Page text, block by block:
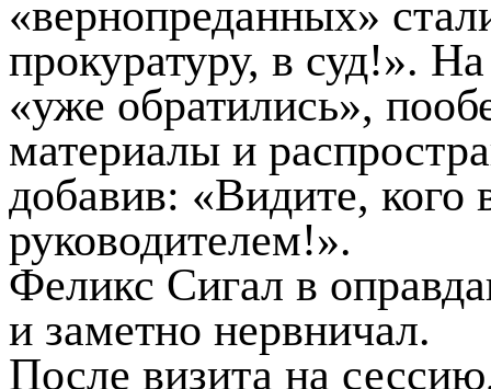
«вернопреданных»
прокуратуру, в суд!».
«уже обратились»,
материалы и
добавив: «Видите,
руководителем!».
Феликс Сигал в
и заметно нервничал.
После визита на